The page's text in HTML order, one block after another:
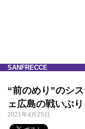
SANFRECCE
“前のめり”のシ
ェ広島の戦いぶ
2021年4月25日